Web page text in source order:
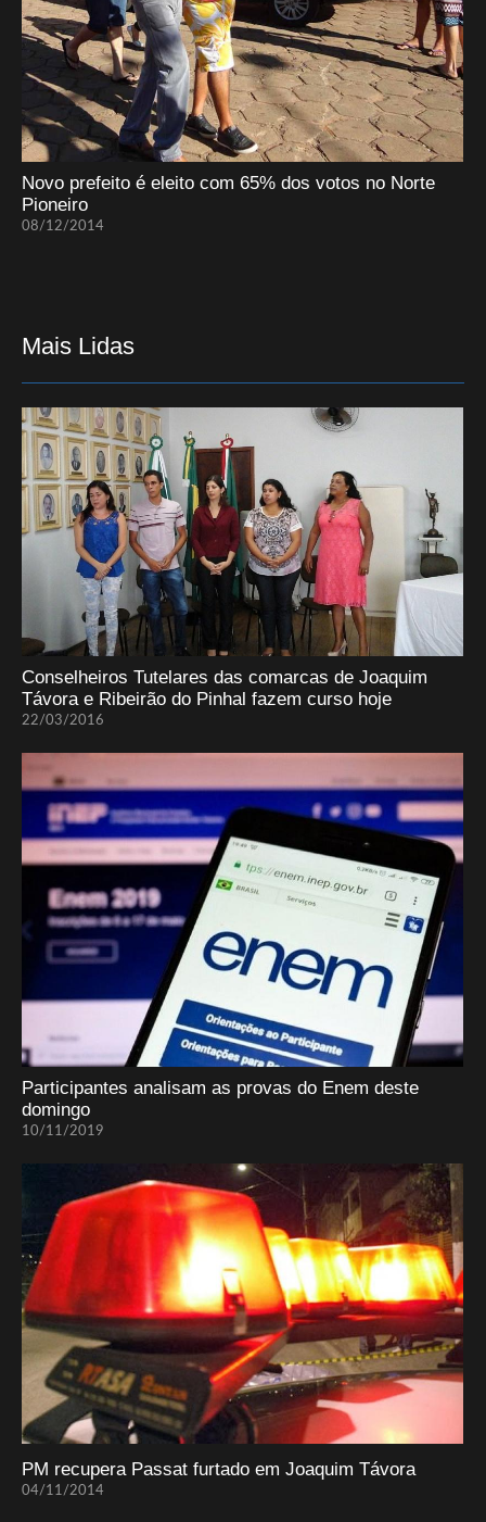
Novo prefeito é eleito com 65% dos votos no Norte
Pioneiro
08/12/2014
Mais Lidas
Conselheiros Tutelares das comarcas de Joaquim
Távora e Ribeirão do Pinhal fazem curso hoje
22/03/2016
Participantes analisam as provas do Enem deste
domingo
10/11/2019
PM recupera Passat furtado em Joaquim Távora
04/11/2014